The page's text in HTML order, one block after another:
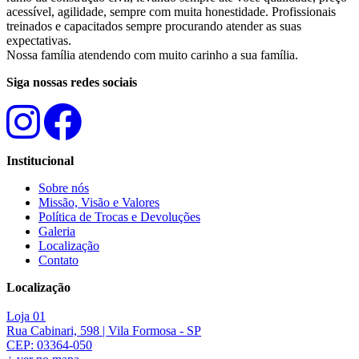
acessível, agilidade, sempre com muita honestidade. Profissionais
treinados e capacitados sempre procurando atender as suas
expectativas.
Nossa família atendendo com muito carinho a sua família.
Siga nossas redes sociais
Institucional
Sobre nós
Missão, Visão e Valores
Política de Trocas e Devoluções
Galeria
Localização
Contato
Localização
Loja 01
Rua Cabinari, 598 | Vila Formosa - SP
CEP: 03364-050